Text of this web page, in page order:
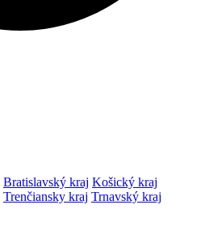
Bratislavský kraj Košický kraj
Trenčiansky kraj Trnavský kraj